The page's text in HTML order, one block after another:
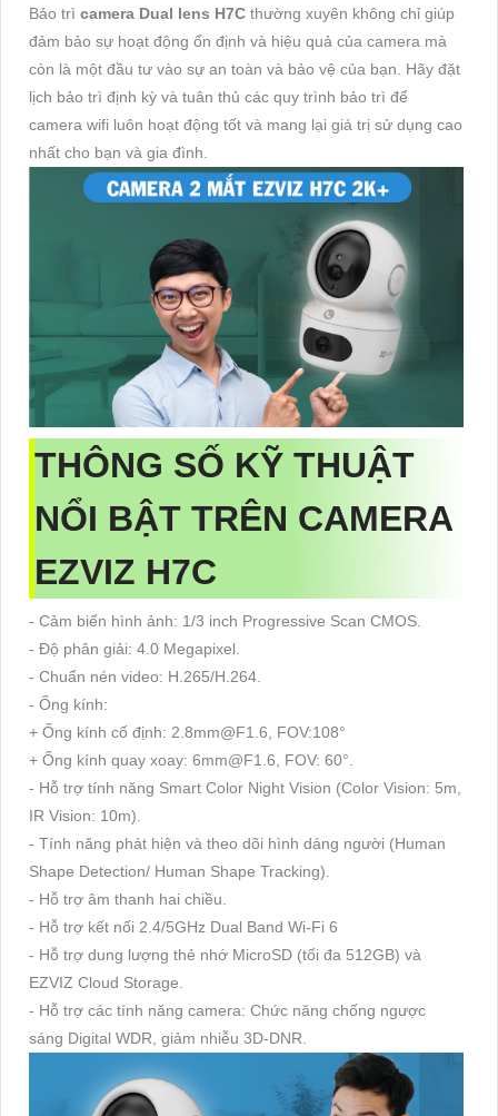
Bảo trì camera Dual lens H7C thường xuyên không chỉ giúp
đảm bảo sự hoạt động ổn định và hiệu quả của camera mà
còn là một đầu tư vào sự an toàn và bảo vệ của bạn. Hãy đặt
lịch bảo trì định kỳ và tuân thủ các quy trình bảo trì để
camera wifi luôn hoạt động tốt và mang lại giá trị sử dụng cao
nhất cho bạn và gia đình.
THÔNG SỐ KỸ THUẬT
NỔI BẬT TRÊN CAMERA
EZVIZ H7C
- Cảm biến hình ảnh: 1/3 inch Progressive Scan CMOS.
- Độ phân giải: 4.0 Megapixel.
- Chuẩn nén video: H.265/H.264.
- Ống kính:
+ Ống kính cố định: 2.8mm@F1.6, FOV:108°
+ Ống kính quay xoay: 6mm@F1.6, FOV: 60°.
- Hỗ trợ tính năng Smart Color Night Vision (Color Vision: 5m,
IR Vision: 10m).
- Tính năng phát hiện và theo dõi hình dáng người (Human
Shape Detection/ Human Shape Tracking).
- Hỗ trợ âm thanh hai chiều.
- Hỗ trợ kết nối 2.4/5GHz Dual Band Wi-Fi 6
- Hỗ trợ dung lượng thẻ nhớ MicroSD (tối đa 512GB) và
EZVIZ Cloud Storage.
- Hỗ trợ các tính năng camera: Chức năng chống ngược
sáng Digital WDR, giảm nhiễu 3D-DNR.